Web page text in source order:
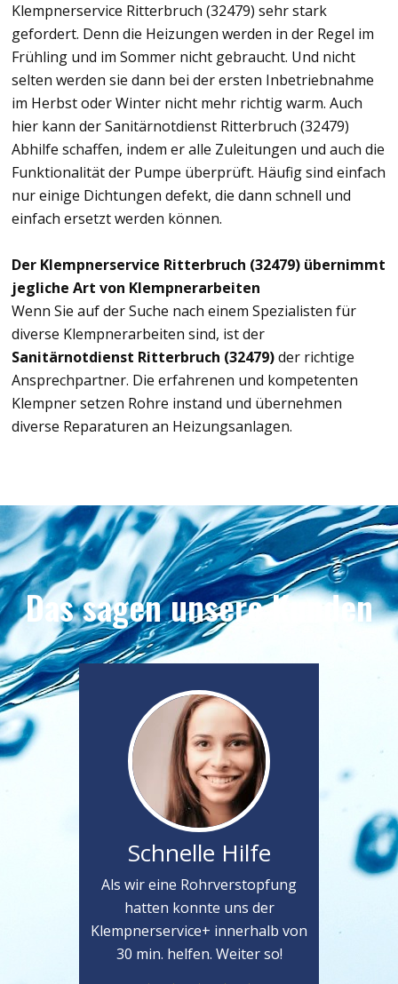
Klempnerservice Ritterbruch (32479) sehr stark
gefordert. Denn die Heizungen werden in der Regel im
Frühling und im Sommer nicht gebraucht. Und nicht
selten werden sie dann bei der ersten Inbetriebnahme
im Herbst oder Winter nicht mehr richtig warm. Auch
hier kann der Sanitärnotdienst Ritterbruch (32479)
Abhilfe schaffen, indem er alle Zuleitungen und auch die
Funktionalität der Pumpe überprüft. Häufig sind einfach
nur einige Dichtungen defekt, die dann schnell und
einfach ersetzt werden können.
Der Klempnerservice Ritterbruch (32479) übernimmt
jegliche Art von Klempnerarbeiten
Wenn Sie auf der Suche nach einem Spezialisten für
diverse Klempnerarbeiten sind, ist der
Sanitärnotdienst Ritterbruch (32479)der richtige
Ansprechpartner. Die erfahrenen und kompetenten
Klempner setzen Rohre instand und übernehmen
diverse Reparaturen an Heizungsanlagen.
Das sagen unsere Kunden
Schnelle Hilfe
Als wir eine Rohrverstopfung
hatten konnte uns der
Klempnerservice+ innerhalb von
30 min. helfen. Weiter so!